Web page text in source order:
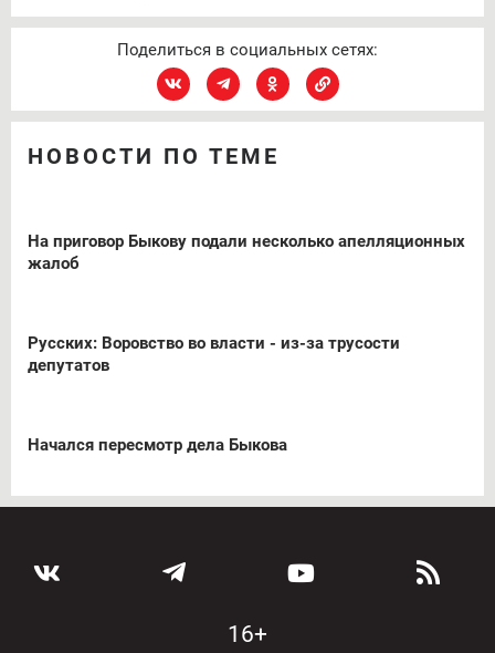
Поделиться в социальных сетях:
НОВОСТИ ПО ТЕМЕ
На приговор Быкову подали несколько апелляционных
жалоб
Русских: Воровство во власти - из-за трусости
депутатов
Начался пересмотр дела Быкова
16+